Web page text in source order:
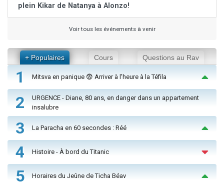
plein Kikar de Natanya à Alonzo!
Voir tous les événements à venir
+ Populaires Cours Questions au Rav
1 Mitsva en panique 😨 Arriver à l'heure à la Téfila
2
URGENCE - Diane, 80 ans, en danger dans un appartement
insalubre
3 La Paracha en 60 secondes : Réé
4 Histoire - À bord du Titanic
5 Horaires du Jeûne de Ticha Béav